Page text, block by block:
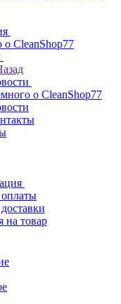
CleanShop77
о CleanShop77
на товар